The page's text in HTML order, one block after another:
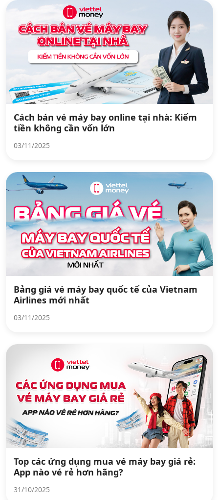
Cách bán vé máy bay online tại nhà: Kiếm
tiền không cần vốn lớn
03/11/2025
Bảng giá vé máy bay quốc tế của Vietnam
Airlines mới nhất
03/11/2025
Top các ứng dụng mua vé máy bay giá rẻ:
App nào vé rẻ hơn hãng?
31/10/2025